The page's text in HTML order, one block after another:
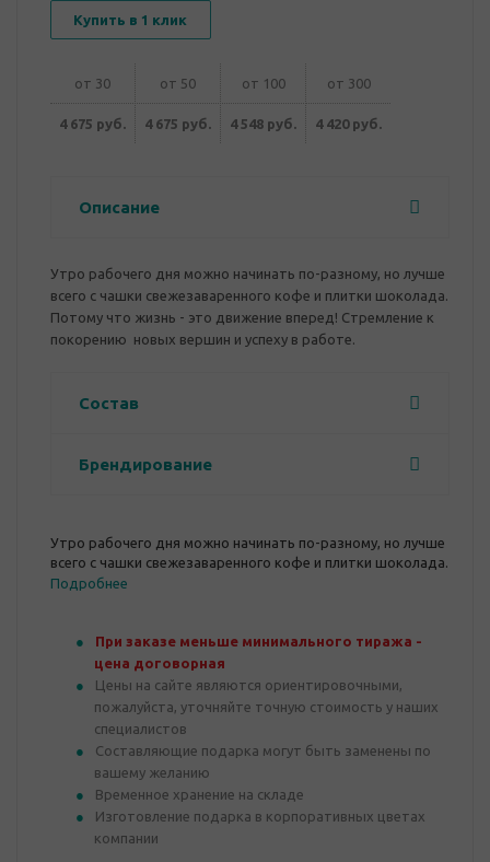
Купить в 1 клик
от 30 от 50 от 100 от 300
4 675 руб. 4 675 руб. 4 548 руб. 4 420 руб.
Описание
Утро рабочего дня можно начинать по-разному, но лучше
всего с чашки свежезаваренного кофе и плитки шоколада.
Потому что жизнь - это движение вперед! Стремление к
покорению новых вершин и успеху в работе.
Состав
Брендирование
Утро рабочего дня можно начинать по-разному, но лучше
всего с чашки свежезаваренного кофе и плитки шоколада.
Подробнее
При заказе меньше минимального тиража -
цена договорная
Цены на сайте являются ориентировочными,
пожалуйста, уточняйте точную стоимость у наших
специалистов
Составляющие подарка могут быть заменены по
вашему желанию
Временное хранение на складе
Изготовление подарка в корпоративных цветах
компании